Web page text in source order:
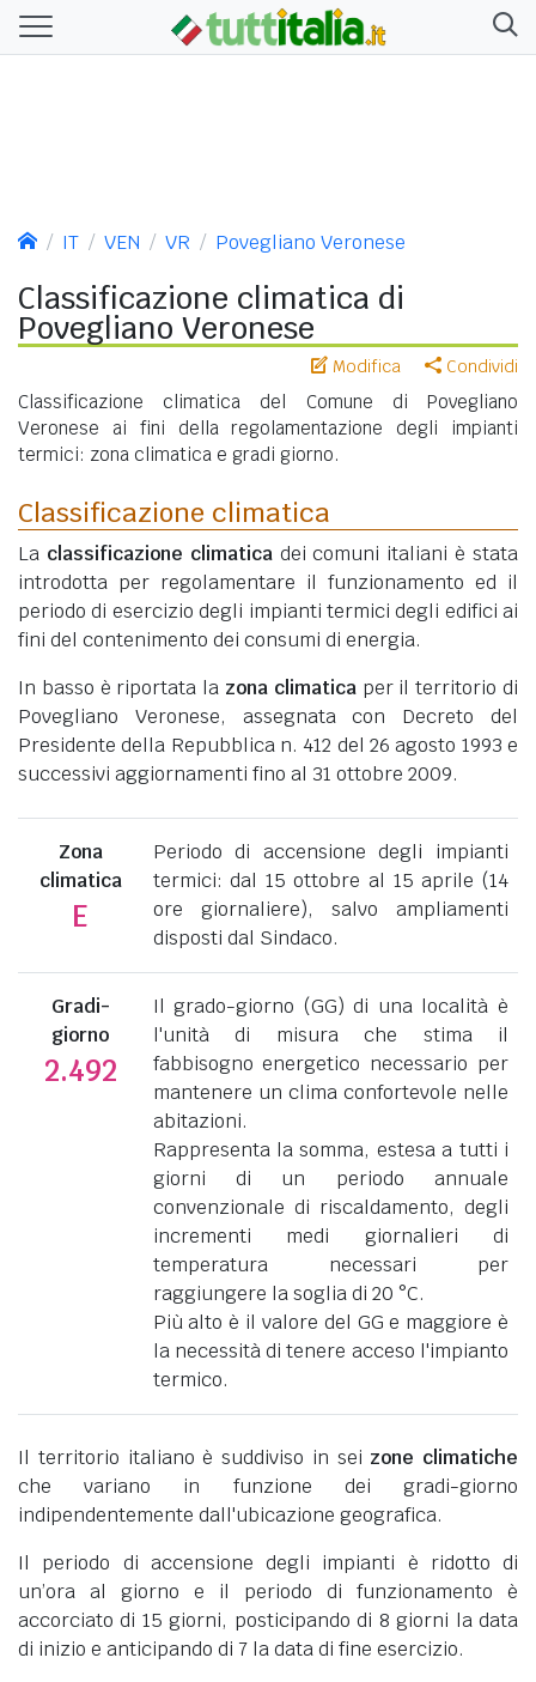
IT VEN VR Povegliano Veronese
Classificazione climatica di
Povegliano Veronese
Modifica Condividi
Classificazione climatica del Comune di Povegliano
Veronese ai fini della regolamentazione degli impianti
termici: zona climatica e gradi giorno.
Classificazione climatica
La classificazione climaticadei comuni italiani è stata
introdotta per regolamentare il funzionamento ed il
periodo di esercizio degli impianti termici degli edifici ai
fini del contenimento dei consumi di energia.
In basso è riportata la zona climaticaper il territorio di
Povegliano Veronese, assegnata con Decreto del
Presidente della Repubblica n. 412 del 26 agosto 1993 e
successivi aggiornamenti fino al 31 ottobre 2009.
Zona
climatica
E
Periodo di accensione degli impianti
termici: dal 15 ottobre al 15 aprile (14
ore giornaliere), salvo ampliamenti
disposti dal Sindaco.
Gradi-
giorno
2.492
Il grado-giorno (GG) di una località è
l'unità di misura che stima il
fabbisogno energetico necessario per
mantenere un clima confortevole nelle
abitazioni.
Rappresenta la somma, estesa a tutti i
giorni di un periodo annuale
convenzionale di riscaldamento, degli
incrementi medi giornalieri di
temperatura necessari per
raggiungere la soglia di 20 °C.
Più alto è il valore del GG e maggiore è
la necessità di tenere acceso l'impianto
termico.
Il territorio italiano è suddiviso in sei zone climatiche
che variano in funzione dei gradi-giorno
indipendentemente dall'ubicazione geografica.
Il periodo di accensione degli impianti è ridotto di
un’ora al giorno e il periodo di funzionamento è
accorciato di 15 giorni, posticipando di 8 giorni la data
di inizio e anticipando di 7 la data di fine esercizio.